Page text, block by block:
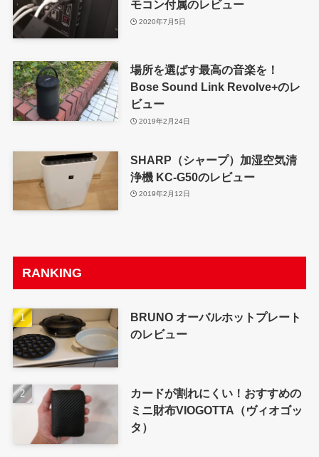
モコン付属のレビュー
2020年7月5日
場所を選ばす最高の音楽を！
Bose Sound Link Revolve+のレ
ビュー
2019年2月24日
SHARP（シャープ）加湿空気清
浄機 KC-G50のレビュー
2019年2月12日
RANKING
BRUNO オーバルホットプレート
のレビュー
カードが割れにくい！おすすめの
ミニ財布VIOGOTTA（ヴィオゴッ
タ）